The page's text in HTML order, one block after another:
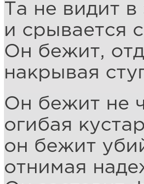
Та не видит
и срывается
Он бежит,
накрывая
Он бежит не
огибая
он бежит
отнимая